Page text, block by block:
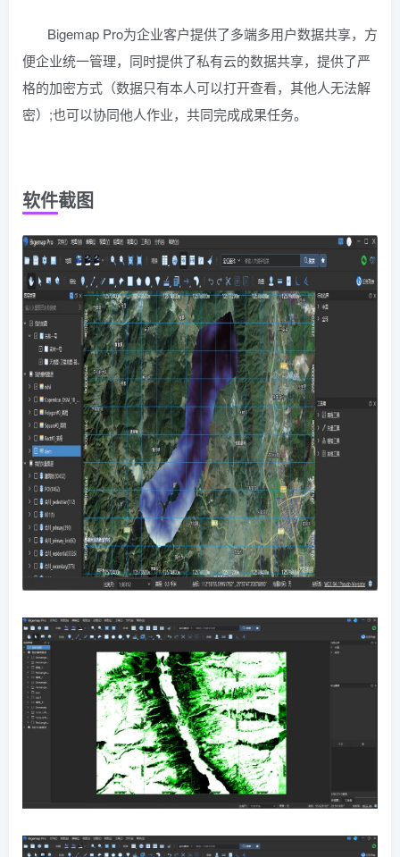
Bigemap Pro为企业客户提供了多端多用户数据共享，方
便企业统一管理，同时提供了私有云的数据共享，提供了严
格的加密方式（数据只有本人可以打开查看，其他人无法解
密）;也可以协同他人作业，共同完成成果任务。
软件截图